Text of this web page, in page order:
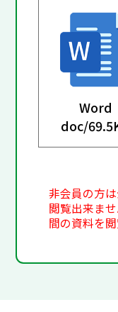
Word
doc/
非会員の方
閲覧出来ま
間の資料を閲